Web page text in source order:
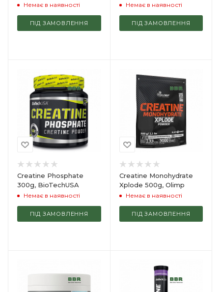
Немає в наявності
ПІД ЗАМОВЛЕННЯ
Немає в наявності
ПІД ЗАМОВЛЕННЯ
Creatine Phosphate
300g, BioTechUSA
Немає в наявності
ПІД ЗАМОВЛЕННЯ
Creatine Monohydrate
Xplode 500g, Olimp
Немає в наявності
ПІД ЗАМОВЛЕННЯ